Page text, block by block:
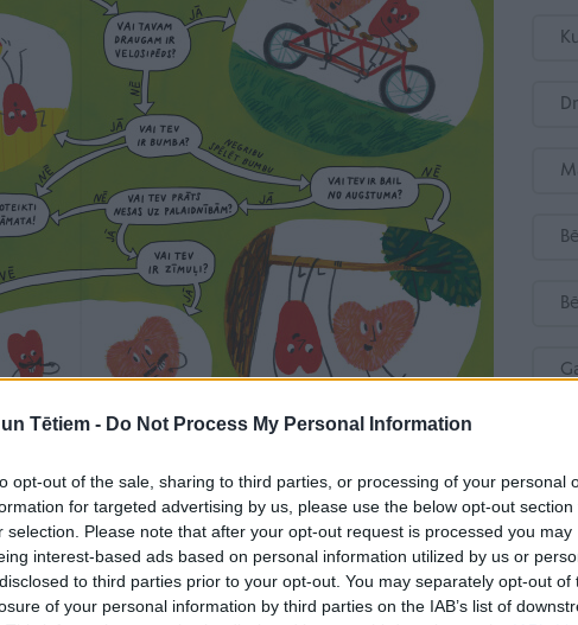
Tētiem - Do Not Process My Personal Information
opt-out of the sale, sharing to third parties, or processing of your personal
for targeted advertising by us, please use the below opt-out section
selection. Please note that after your opt-out request is processed you may
interest-based ads based on personal information utilized by us or
to third parties prior to your opt-out. You may separately opt-out of
of your personal information by third parties on the IAB’s list of
uzdevums? “Sirdslietas” ir pretsāpju un
lielām sirdīm!